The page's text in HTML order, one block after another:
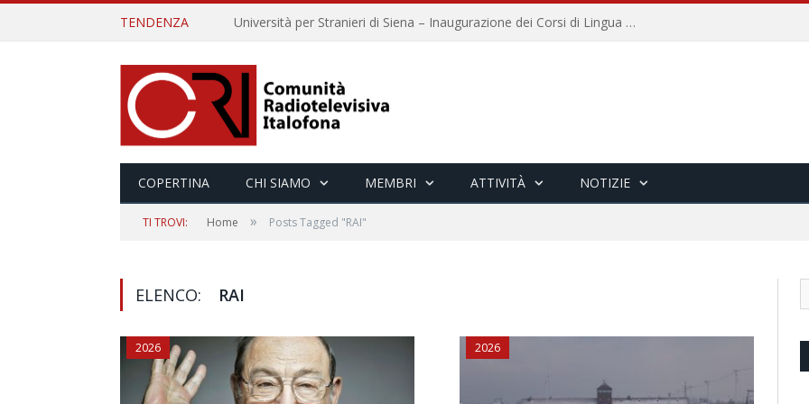
TENDENZA Università per Stranieri di Siena – Inaugurazione dei Corsi di Lingua e Cultura Italiana, 109a annata
COPERTINA CHI SIAMO MEMBRI ATTIVITÀ NOTIZIE
TI TROVI: Home » Posts Tagged "RAI"
ELENCO: RAI
2026 2026